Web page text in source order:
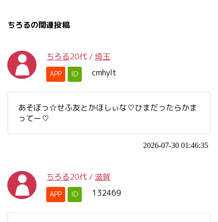
ちろるの関連投稿
ちろる20代 / 埼玉
APP ID cmhylt
あそぼっ☆せふ友とかほしぃな♡ひまだったらかま
ってー♡
2026-07-30 01:46:35
ちろる20代 / 滋賀
APP ID 132469